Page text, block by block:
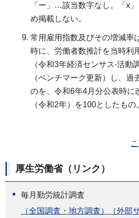
「ー」…該当数字なし。「x
め掲載しない。
常用雇用指数及びその増減率
時に、労働者数推計を当時利
（令和3年経済センサス-活動
（ベンチマーク更新）し、過
のを、令和6年4月分公表時に
（令和2年）を100としたもの
厚生労働省（リンク）
毎月勤労統計調査
（全国調査・地方調査）（外部